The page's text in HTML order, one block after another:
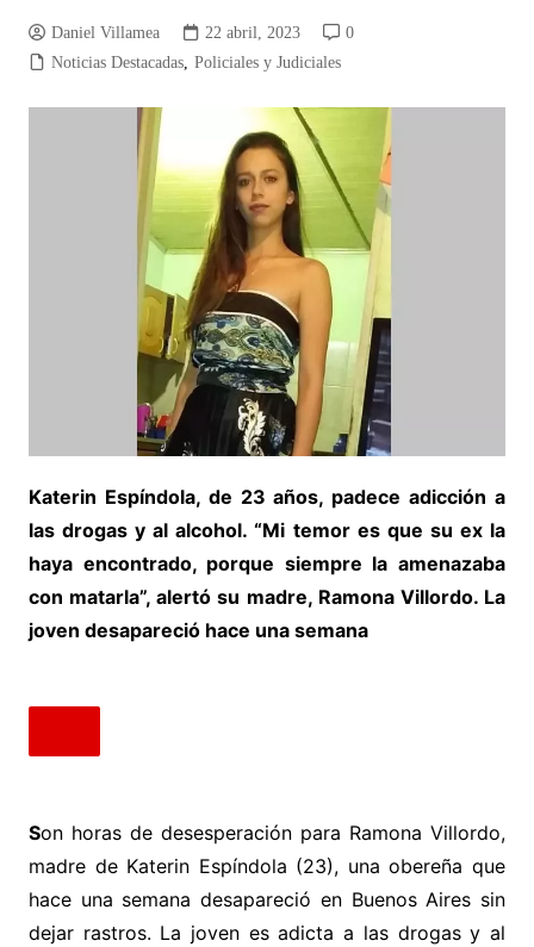
Daniel Villamea 22 abril, 2023
0
Noticias Destacadas, Policiales y Judiciales
Katerin Espíndola, de 23 años, padece adicción a
las drogas y al alcohol. “Mi temor es que su ex la
haya encontrado, porque siempre la amenazaba
con matarla”, alertó su madre, Ramona Villordo. La
joven desapareció hace una semana
Son horas de desesperación para Ramona Villordo,
madre de Katerin Espíndola (23), una obereña que
hace una semana desapareció en Buenos Aires sin
dejar rastros. La joven es adicta a las drogas y al